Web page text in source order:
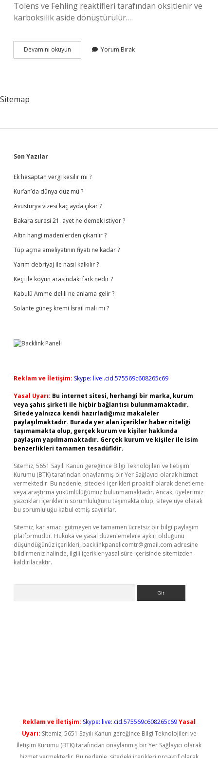
Tolens ve Fehling reaktifleri tarafından oksitlenir ve
karboksilik aside dönüştürülür.…
Devamını okuyun
Tollens
Yorum Bırak
Sitemap
Sidebar
Son Yazılar
Ek hesaptan vergi kesilir mi ?
Kur’an’da dünya düz mü ?
Avusturya vizesi kaç ayda çıkar ?
Bakara suresi 21. ayet ne demek istiyor ?
Altın hangi madenlerden çıkarılır ?
Tüp açma ameliyatının fiyatı ne kadar ?
Yarım debriyaj ile nasıl kalkılır ?
Keçi ile koyun arasındaki fark nedir ?
Kabulü Amme delili ne anlama gelir ?
Solante güneş kremi İsrail malı mı ?
Reklam ve İletişim: Skype: live:.cid.575569c608265c69
Yasal Uyarı: Bu internet sitesi, herhangi bir marka, kurum
veya şahıs şirketi ile hiçbir bağlantısı bulunmamaktadır.
Sitede yalnızca kendi hazırladığımız makaleler
paylaşılmaktadır. Burada yer alan içerikler haber niteliği
taşımamakta olup, gerçek kurum ve kişiler hakkında
paylaşım yapılmamaktadır. Gerçek kurum ve kişiler ile isim
benzerlikleri tamamen tesadüfidir.
Sitemiz, 5651 Sayılı Kanun gereğince Bilgi Teknolojileri ve İletişim
Kurumu (BTK) tarafından onaylanmış bir Yer Sağlayıcı olarak hizmet
vermektedir. Bu nedenle, sitedeki içerikleri proaktif olarak denetleme
veya araştırma yükümlülüğümüz bulunmamaktadır. Ancak, üyelerimiz
yazdıkları içeriklerin sorumluluğunu taşımakta olup, siteye üye olarak
bu sorumluluğu kabul etmiş sayılırlar.
Sitemiz, kar amacı gütmeyen ve tamamen ücretsiz bir bilgi paylaşım
platformudur. Hukuka ve yasal düzenlemelere aykırı olduğunu
düşündüğünüz içerikleri, backlinkpanelicomtr@gmail.com adresine
bildirmeniz halinde, ilgili içerikler yasal süre içerisinde sitemizden
kaldırılacaktır.
Reklam ve İletişim: Skype: live:.cid.575569c608265c69Yasal
Uyarı: Sitemiz, 5651 Sayılı Kanun gereğince Bilgi Teknolojileri ve
İletişim Kurumu (BTK) tarafından onaylanmış bir Yer Sağlayıcı olarak